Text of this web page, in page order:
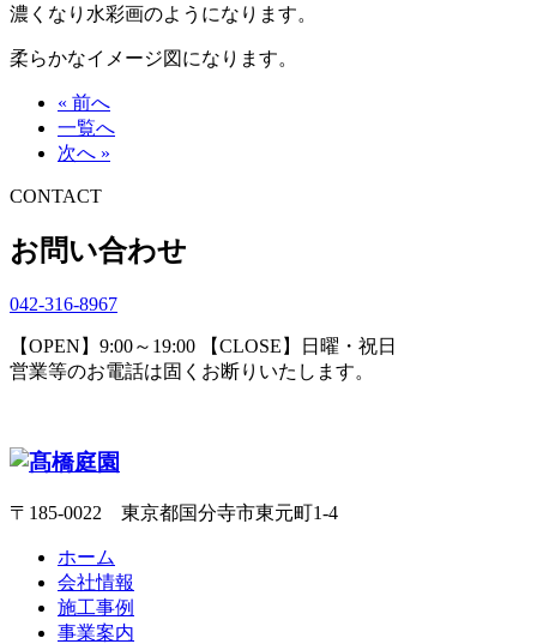
濃くなり水彩画のようになります。
柔らかなイメージ図になります。
« 前へ
一覧へ
次へ »
CONTACT
お問い合わせ
042-316-8967
【OPEN】9:00～19:00 【CLOSE】日曜・祝日
営業等のお電話は固くお断りいたします。
〒185-0022 東京都国分寺市東元町1-4
ホーム
会社情報
施工事例
事業案内